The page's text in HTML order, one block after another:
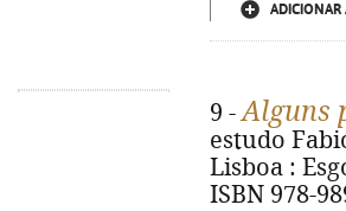
ADICIONAR
9 -Alguns
estudo
Lisboa :
ISBN 978-